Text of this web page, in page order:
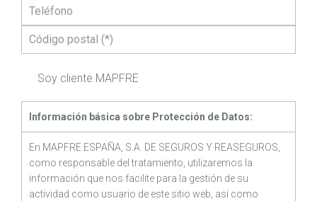
Soy cliente MAPFRE
Información básica sobre Protección de Datos:
En MAPFRE ESPAÑA, S.A. DE SEGUROS Y REASEGUROS,
como responsable del tratamiento, utilizaremos la
información que nos facilite para la gestión de su
actividad como usuario de este sitio web, así como